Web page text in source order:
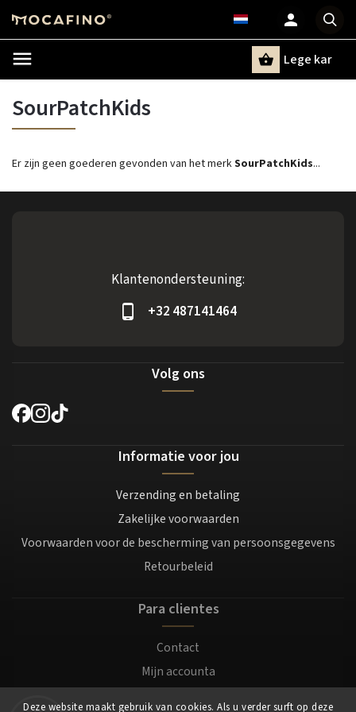
Deze website maakt gebruik van cookies. Als u verder surft op deze
Lege kar
SourPatchKids
Er zijn geen goederen gevonden van het merkSourPatchKids...
Klantenondersteuning:
+32 487141464
Volg ons
Informatie voor jou
Verzending en betaling
Zakelijke voorwaarden
Voorwaarden voor de bescherming van persoonsgegevens
Retourbeleid
Para clientes
Contact
Mijn accounta